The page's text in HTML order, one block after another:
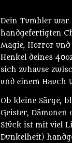
Dein Tumbler war
handgefertigten
Magie, Horror
Henkel deines
sich zuhause
und einem Hauch
Ob kleine Särge,
Geister,
Stück ist mit viel
Dunkelheit)